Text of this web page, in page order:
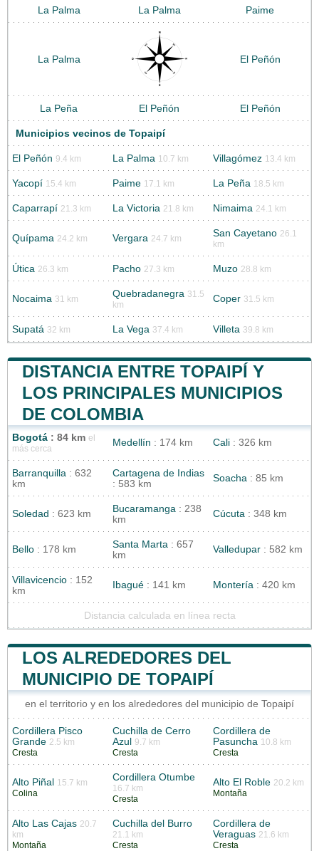
La Palma La Palma Paime
La Palma El Peñón
La Peña El Peñón El Peñón
Municipios vecinos de Topaipí
El Peñón 9.4 km La Palma 10.7 km Villagómez 13.4 km
Yacopí 15.4 km Paime 17.1 km La Peña 18.5 km
Caparrapí 21.3 km La Victoria 21.8 km Nimaima 24.1 km
Quípama 24.2 km Vergara 24.7 km San Cayetano 26.1
km
Útica 26.3 km Pacho 27.3 km Muzo 28.8 km
Nocaima 31 km Quebradanegra 31.5
km
Coper 31.5 km
Supatá 32 km La Vega 37.4 km Villeta 39.8 km
DISTANCIA ENTRE TOPAIPÍ Y
LOS PRINCIPALES MUNICIPIOS
DE COLOMBIA
Bogotá : 84 km el
más cerca
Medellín : 174 km Cali : 326 km
Barranquilla : 632
km
Cartagena de Indias
: 583 km
Soacha : 85 km
Soledad : 623 km Bucaramanga : 238
km
Cúcuta : 348 km
Bello : 178 km Santa Marta : 657
km
Valledupar : 582 km
Villavicencio : 152
km
Ibagué : 141 km Montería : 420 km
Distancia calculada en línea recta
LOS ALREDEDORES DEL
MUNICIPIO DE TOPAIPÍ
en el territorio y en los alrededores del municipio de Topaipí
Cordillera Pisco
Grande 2.5 km
Cresta
Cuchilla de Cerro
Azul
9.7 km
Cresta
Cordillera de
Pasuncha 10.8 km
Cresta
Alto Piñal
15.7 km
Colina
Cordillera Otumbe
16.7 km
Cresta
Alto El Roble 20.2 km
Montaña
Alto Las Cajas 20.7
km
Montaña
Cuchilla del Burro
21.1 km
Cresta
Cordillera de
Veraguas 21.6 km
Cresta